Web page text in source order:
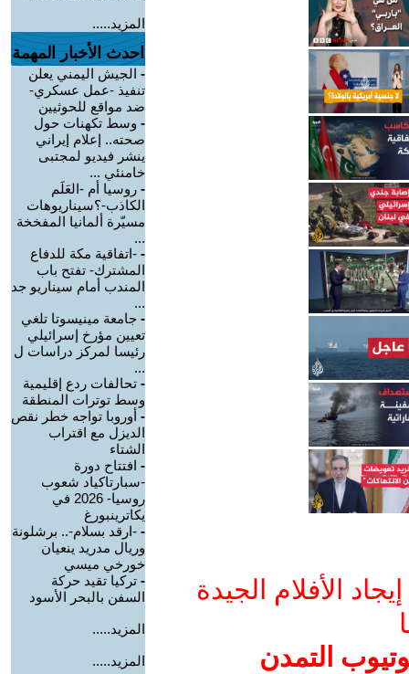
الأفلام الجيدة
التمدن
المزيد.....
احدث الأخبار المهمة
- الجيش اليمني يعلن
تنفيذ -عمل عسكري-
ضد مواقع للحوثيين
- وسط تكهنات حول
صحته.. إعلام إيراني
ينشر فيديو لمجتبى
خامنئي ...
- روسيا أم -العَلَم
الكاذب-؟سيناريوهات
مسيّرة ألمانيا المفخخة
...
- -اتفاقية مكة للدفاع
المشترك- تفتح باب
المندب أمام سيناريو جد
...
- جامعة مينيسوتا تلغي
تعيين مؤرخ إسرائيلي
رئيسا لمركز دراسات ل
...
- تحالفات ردع إقليمية
وسط توترات المنطقة
- أوروبا تواجه خطر نقص
الديزل مع اقتراب
الشتاء
- افتتاح دورة
-سبارتاكياد شعوب
روسيا- 2026 في
يكاترينبورغ
- -ارقد بسلام-.. برشلونة
وريال مدريد ينعيان
خورخي ميسي
- تركيا تقيد حركة
السفن بالبحر الأسود
المزيد.....
المزيد.....